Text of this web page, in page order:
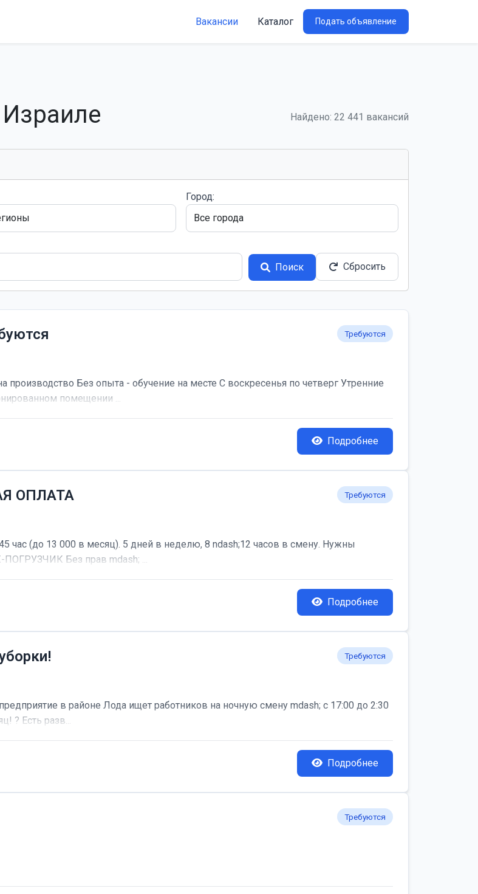
Вакансии Каталог Подать объявление
Найдено: 22 441 вакансий
Город:
Поиск
Сбросить
Требуются
Без опыта - обучение на месте С воскресенья по четверг Утренние
помещении ...
Подробнее
ОПЛАТА Требуются
(до 13 000 в месяц). 5 дней в неделю, 8 ndash;12 часов в смену. Нужны
ПОГРУЗЧИК Без прав mdash; ...
Подробнее
Требуются
в районе Лода ищет работников на ночную смену mdash; с 17:00 до 2:30
? Есть разв...
Подробнее
Требуются